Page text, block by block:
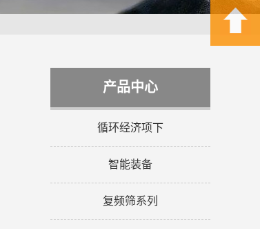
产品中心
循环经济项下
智能装备
复频筛系列